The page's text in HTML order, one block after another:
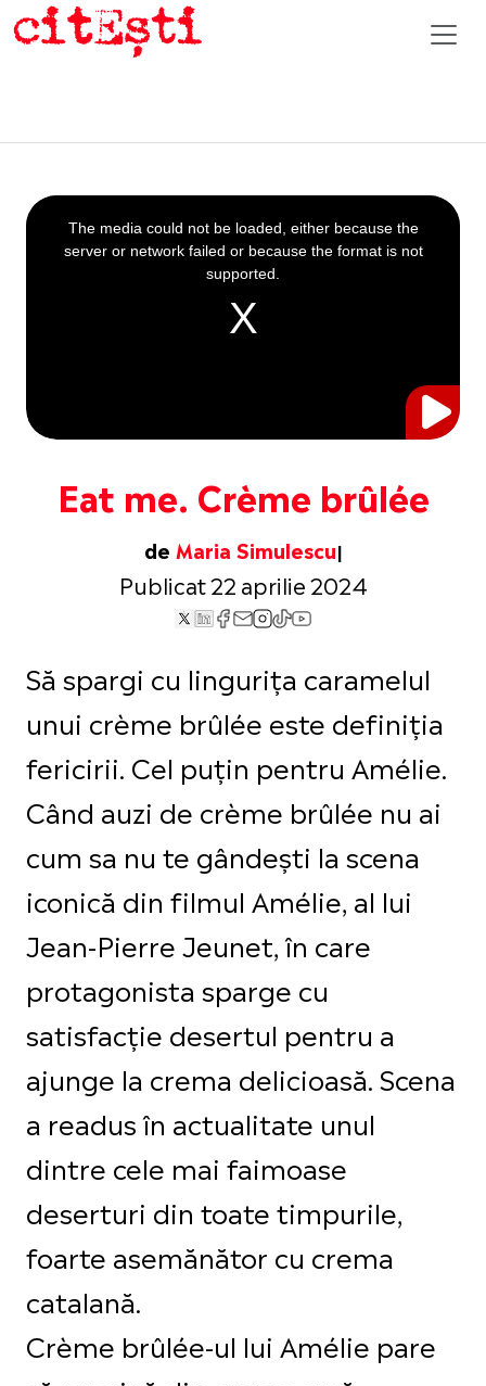
Eat me. Crème brûlée
de Maria Simulescu
Publicat 22 aprilie 2024
This
is
a
The media could not be loaded, either because the
server or network failed or because the format is not
supported.
Să spargi cu lingurița caramelul
unui crème brûlée este definiția
fericirii. Cel puțin pentru Amélie.
Când auzi de crème brûlée nu ai
cum sa nu te gândești la scena
iconică din filmul Amélie, al lui
Jean-Pierre Jeunet, în care
protagonista sparge cu
satisfacție desertul pentru a
ajunge la crema delicioasă. Scena
a readus în actualitate unul
dintre cele mai faimoase
deserturi din toate timpurile,
foarte asemănător cu crema
catalană.
Crème brûlée-ul lui Amélie pare